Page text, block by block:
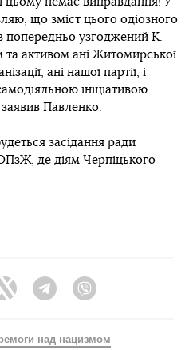
що зміст цього одіозного
попередньо узгоджений К.
та активом ані Житомирської
ані нашої партії, і
ініціативою
Павленко.
засідання ради
де діям Черпіцького
Twitter TelegramViber
над нацизмом